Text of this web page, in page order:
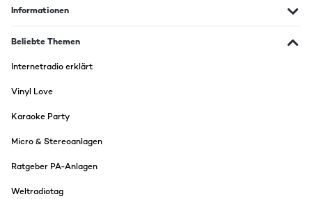
Informationen
Beliebte Themen
Internetradio erklärt
Vinyl Love
Karaoke Party
Micro & Stereoanlagen
Ratgeber PA-Anlagen
Weltradiotag